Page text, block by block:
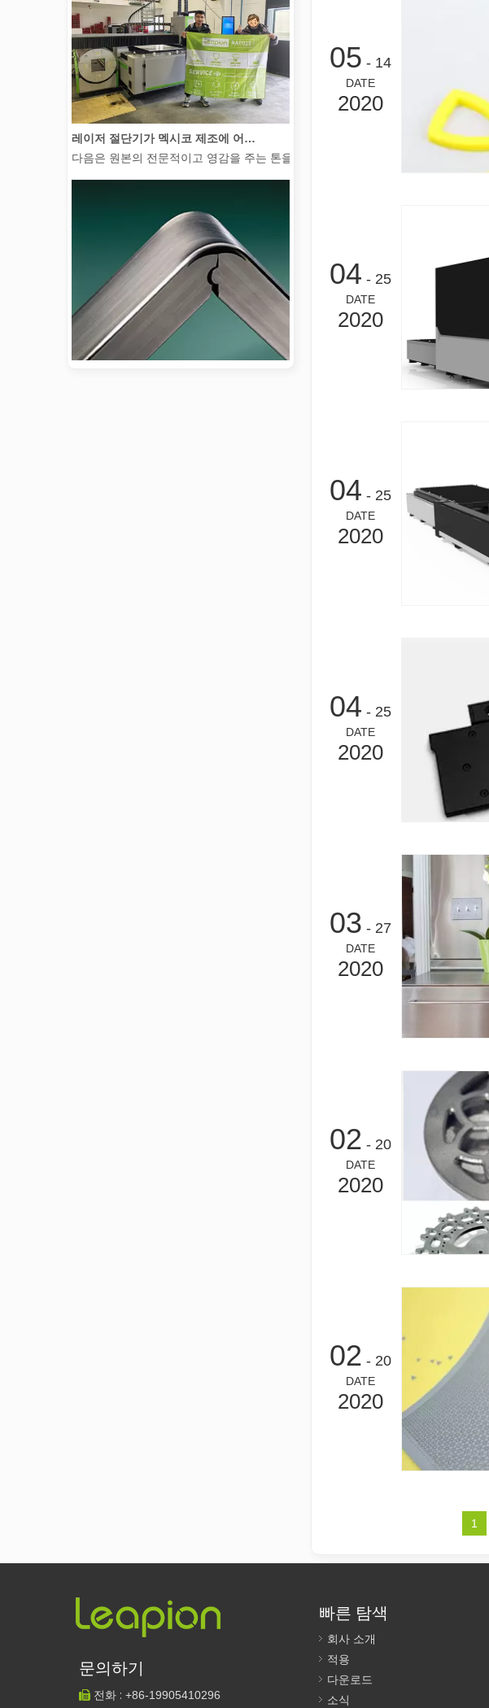
레이저 절단기가 멕시코 제조에 어떻게 힘을 실어주고 있습니까?
다음은 원본의 전문적이고 영감을 주는 톤을 유지하면서 전 세계 청중을 위해 맞
2026 가이드: 파이버 레이저 튜브 절단기가 파이프 제조를 혁신하는 방법 빠르
레이저 절단 금속은 금속 가공에 널리 사용되는 정밀 방법입니다. 높은 정밀도와
금속 시트의 레이저 절단은 널리 사용되는 절단 방법입니다. 정확성, 효율성 및
레이저 용접은 뛰어난 정밀도와 효율성으로 현대 제조에 혁명을 일으켰습니다.
레이저 절단이란 무엇입니까? 조각의 과학핵심적으로 레이저 절단은 집중된 고
표면 처리 및 복원 분야에서는 레이저 제거 페인트가 선도적인 기술입니다. 이
05 - 14
DATE
2020
04 - 25
DATE
2020
04 - 25
DATE
2020
04 - 25
DATE
2020
03 - 27
DATE
2020
02 - 20
DATE
2020
02 - 20
DATE
2020
1
문의하기
 전화 : +86-19905410296
빠른 탐색
회사 소개
적용
다운로드
소식